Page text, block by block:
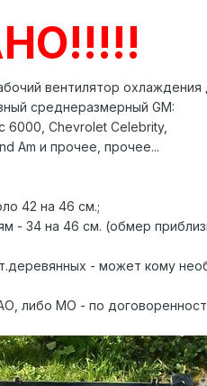
вентилятор
среднеразмерный GM:
6000, Chevrolet Celebrity,
Am и прочее, прочее...
42 на 46 см.;
- 34 на 46 см. (обмер
- может кому
либо МО - по